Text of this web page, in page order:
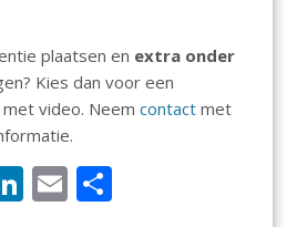
plaatsen en extra onder
Kies dan voor een
video. Neem contactmet
Li E D